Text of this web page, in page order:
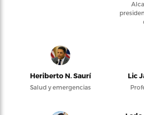
Heriberto N. Saurí
Salud y emergencias
Lic